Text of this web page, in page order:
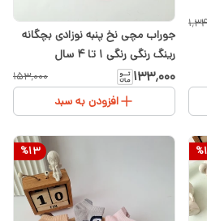
جوراب مچی نخ پنبه نوزادی بچگانه
رینگ رنگی رنگی ۱ تا ۴ سال
۱۳۳٬۰۰۰ ۱۵۳٬۰۰۰
افزودن به سبد
%
%13